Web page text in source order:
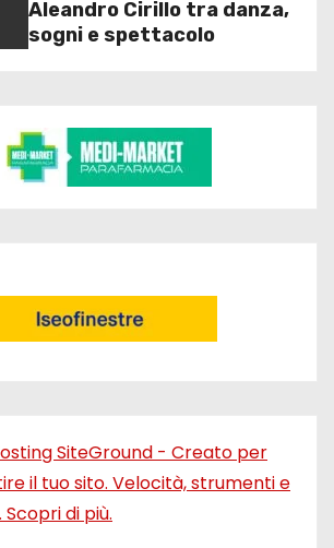
Aleandro Cirillo tra danza,
sogni e spettacolo